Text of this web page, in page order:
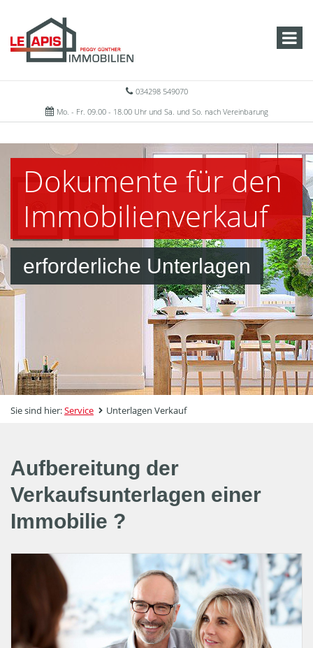
034298 549070
Mo. - Fr. 09.00 - 18.00 Uhr und Sa. und So. nach Vereinbarung
Dokumente für den
Immobilienverkauf
erforderliche Unterlagen
Sie sind hier:Service Unterlagen Verkauf
Aufbereitung der
Verkaufsunterlagen einer
Immobilie ?